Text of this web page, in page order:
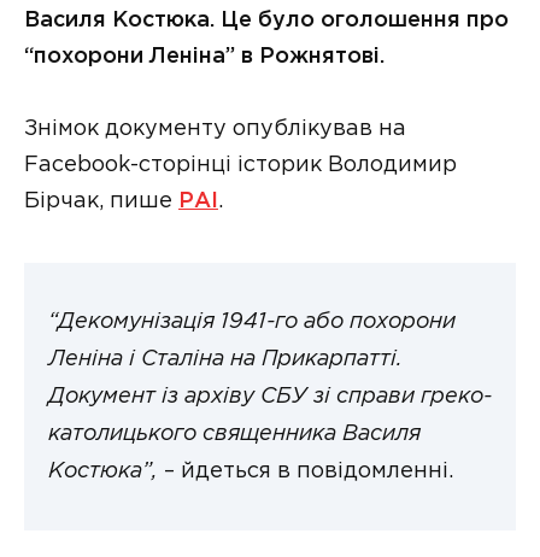
Василя Костюка. Це було оголошення про
“похорони Леніна” в Рожнятові.
Знімок документу опублікував на
Facebook-сторінці історик Володимир
Бірчак, пише
РАІ .
“Декомунізація 1941-го або похорони
Леніна і Сталіна на Прикарпатті.
Документ із архіву СБУ зі справи греко-
католицького священника Василя
Костюка”, – йдеться в повідомленні.